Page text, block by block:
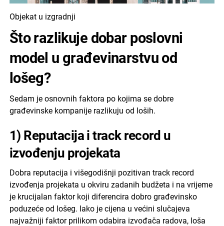
Objekat u izgradnji
Što razlikuje dobar poslovni
model u građevinarstvu od
lošeg?
Sedam je osnovnih faktora po kojima se dobre
građevinske kompanije razlikuju od loših.
1) Reputacija i track record u
izvođenju projekata
Dobra reputacija i višegodišnji pozitivan track record
izvođenja projekata u okviru zadanih budžeta i na vrijeme
je krucijalan faktor koji diferencira dobro građevinsko
poduzeće od lošeg. Iako je cijena u većini slučajeva
najvažniji faktor prilikom odabira izvođača radova, loša